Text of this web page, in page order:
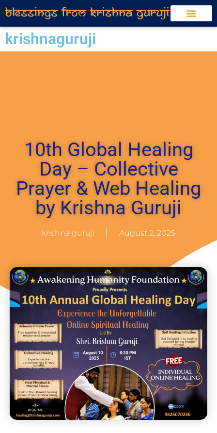
krishnaguruji
10th Global Healing
Day – Collective
Prayer & Web Healing
by Krishna Guruji
krishna guruji August 2, 2025